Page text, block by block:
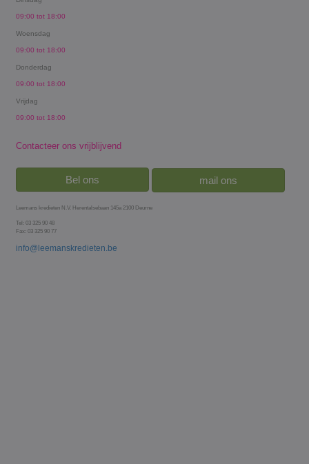
09:00 tot 18:00
Woensdag
09:00 tot 18:00
Donderdag
09:00 tot 18:00
Vrijdag
09:00 tot 18:00
Contacteer ons vrijblijvend
Bel ons mail ons
Leemans kredieten N.V. Herentalsebaan 145a 2100 Deurne
Tel: 03 325 90 48
Fax: 03 325 90 77
info@leemanskredieten.be